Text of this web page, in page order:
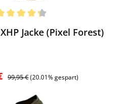
Jacke (Pixel Forest)
Regulärer Preis:
99,95 €(20.01% gespart)